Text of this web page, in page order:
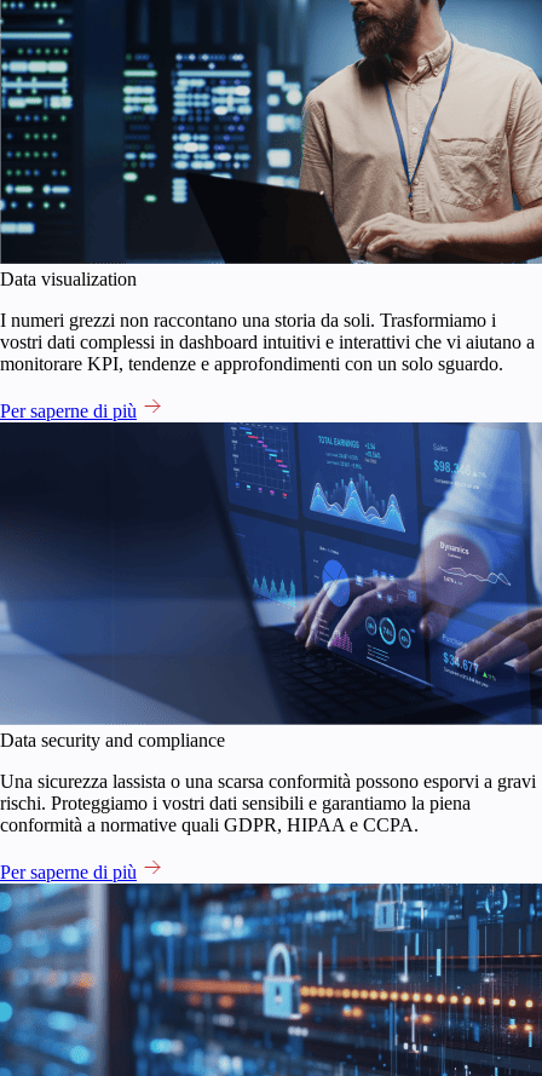
Data visualization
I numeri grezzi non raccontano una storia da soli. Trasformiamo i
vostri dati complessi in dashboard intuitivi e interattivi che vi aiutano a
monitorare KPI, tendenze e approfondimenti con un solo sguardo.
Per saperne di più
Data security and compliance
Una sicurezza lassista o una scarsa conformità possono esporvi a gravi
rischi. Proteggiamo i vostri dati sensibili e garantiamo la piena
conformità a normative quali GDPR, HIPAA e CCPA.
Per saperne di più